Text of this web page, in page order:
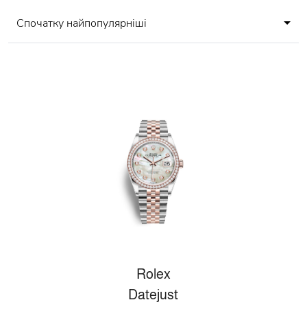
Спочатку найпопулярніші
Rolex
Datejust